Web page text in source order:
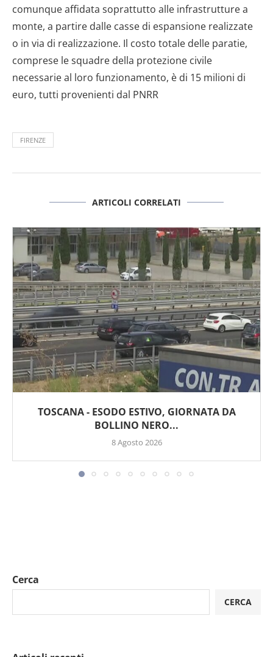
comunque affidata soprattutto alle infrastrutture a
monte, a partire dalle casse di espansione realizzate
o in via di realizzazione. Il costo totale delle paratie,
comprese le squadre della protezione civile
necessarie al loro funzionamento, è di 15 milioni di
euro, tutti provenienti dal PNRR
FIRENZE
ARTICOLI CORRELATI
TOSCANA - ESODO ESTIVO, GIORNATA DA
BOLLINO NERO...
8 Agosto 2026
Cerca
CERCA